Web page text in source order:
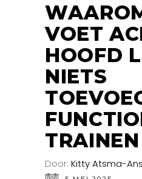
VOET
HOOFD
NIETS
TRAINEN
Door: Kitty Atsma-